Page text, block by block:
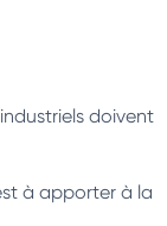
doivent
à apporter à la